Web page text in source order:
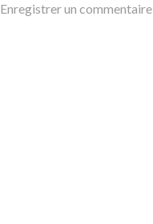
Enregistrer un commentaire